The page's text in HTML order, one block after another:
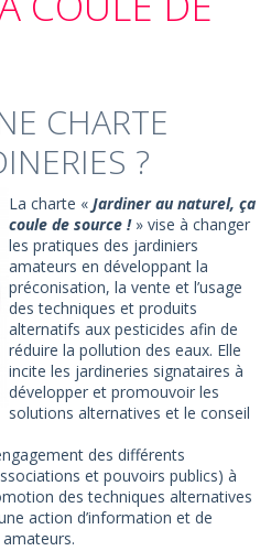
CHARTE
?
La charte « Jardiner au naturel, ça
coule de source ! » vise à changer
les pratiques des jardiniers
amateurs en développant la
préconisation, la vente et l’usage
des techniques et produits
alternatifs aux pesticides afin de
réduire la pollution des eaux. Elle
incite les jardineries signataires à
développer et promouvoir les
solutions alternatives et le conseil
des différents
et pouvoirs publics) à
des techniques alternatives
action d’information et de